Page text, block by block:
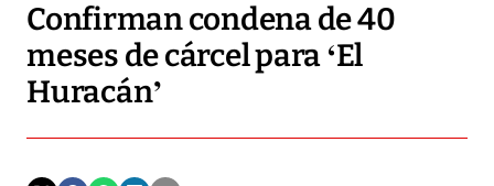
Confirman condena de 40
meses de cárcel para ‘El
Huracán’